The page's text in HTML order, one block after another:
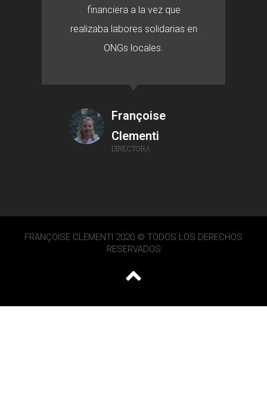
financiera a la vez que
realizaba labores solidarias en
ONGs locales.
Françoise
Clementi
DIRECTORA
FRANÇOISE CLEMENTI 2020 © TODOS LOS DERECHOS
RESERVADOS